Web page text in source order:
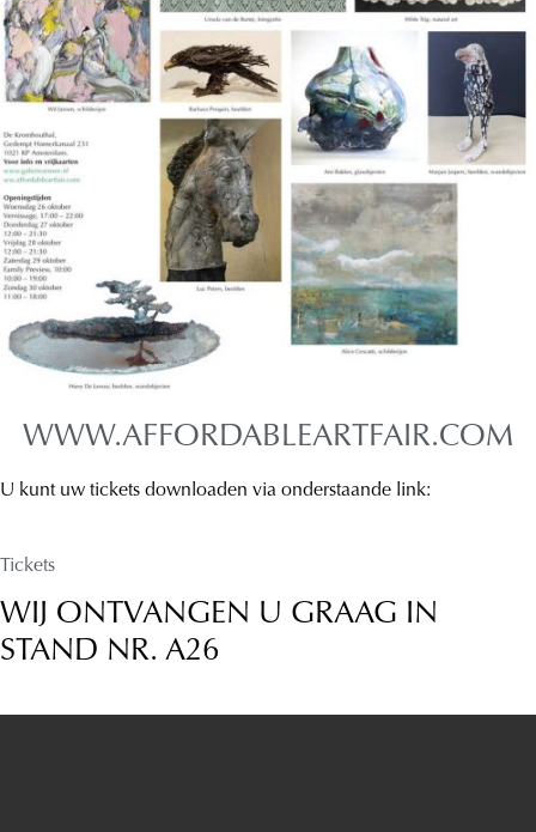
WWW.AFFORDABLEARTFAIR.COM
U kunt uw tickets downloaden via onderstaande link:
Tickets
WIJ ONTVANGEN U GRAAG IN
STAND NR. A26